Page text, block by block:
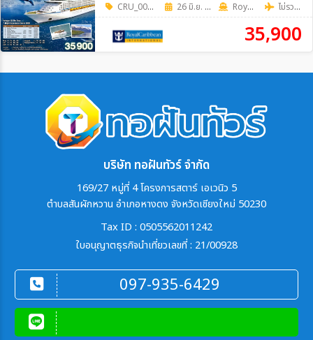
CRU_0069 8วัน 7คืน
26 มิ.ย. 69 - 25 ก.ย. 69 RoyalCaribbean ไม่รวมตั๋วเครื่องบิน
35,900
บริษัท ทอฝันทัวร์ จำกัด
169/27 หมู่ที่ 4 โครงการสตาร์ เอเวนิว 5
ตำบลสันผักหวาน อำเภอหางดง จังหวัดเชียงใหม่ 50230
Tax ID : 0505562011242
ใบอนุญาตธุรกิจนำเที่ยวเลขที่ : 21/00928
097-935-6429